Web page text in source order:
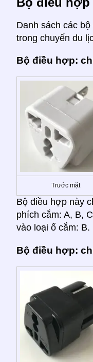
Danh sách các
trong chuyến du
Bộ điều hợp:
Trước mặt
Bộ điều hợp này
phích cắm: A, B,
vào loại ổ cắm: B.
Bộ điều hợp: